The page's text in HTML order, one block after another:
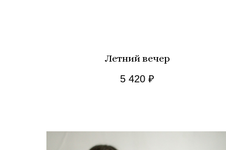
Летний вечер
5 420 ₽